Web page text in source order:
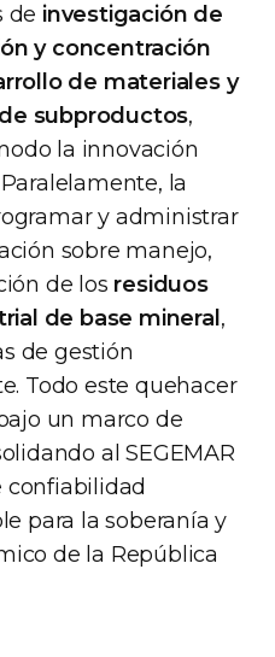
de investigación de
y concentración
de materiales y
subproductos,
la innovación
la
y administrar
sobre manejo,
de los residuos
de base mineral ,
de gestión
Todo este quehacer
un marco de
al SEGEMAR
confiabilidad
para la soberanía y
de la República